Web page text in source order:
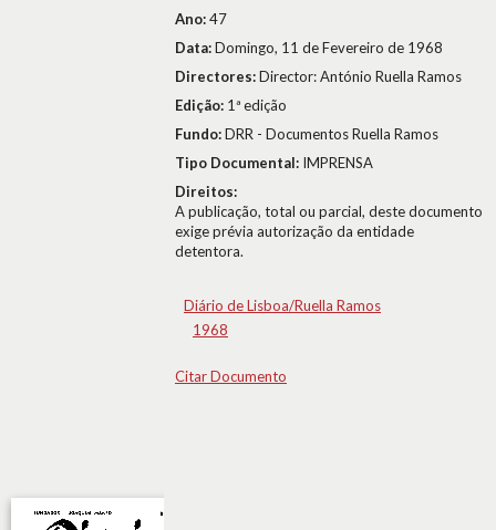
Ano:47
Data:Domingo, 11 de Fevereiro de 1968
Directores:Director: António Ruella Ramos
Edição: 1ª edição
Fundo:DRR - Documentos Ruella Ramos
Tipo Documental: IMPRENSA
Direitos:
A publicação, total ou parcial, deste documento
exige prévia autorização da entidade
detentora.
Diário de Lisboa/Ruella Ramos
1968
Citar Documento